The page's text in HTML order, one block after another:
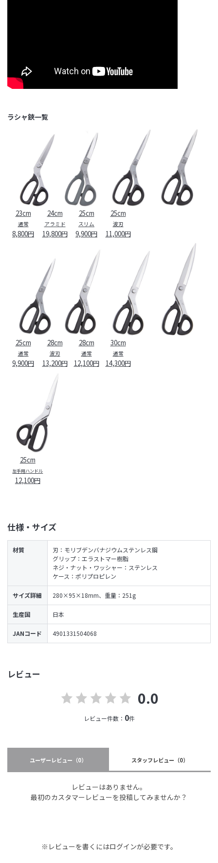
レビュー
0.0
レビュー件数： 0件
ユーザーレビュー （0） スタッフレビュー （0）
レビューはありません。
最初のカスタマーレビューを投稿してみませんか？
※レビューを書くにはログインが必要です。
ラシャ鋏一覧
23cm
通常
8,800円
24cm
アラミド
19,800円
25cm
スリム
9,900円
25cm
波刃
11,000円
25cm
通常
9,900円
28cm
波刃
13,200円
28cm
通常
12,100円
30cm
通常
14,300円
25cm
左手用ハンドル
12,100円
仕様・サイズ
材質
刃：モリブデンバナジウムステンレス鋼
グリップ：エラストマー樹脂
ネジ・ナット・ワッシャー：ステンレス
ケース：ポリプロピレン
サイズ詳細 280×95×18mm、重量：251g
生産国 日本
JANコード 4901331504068